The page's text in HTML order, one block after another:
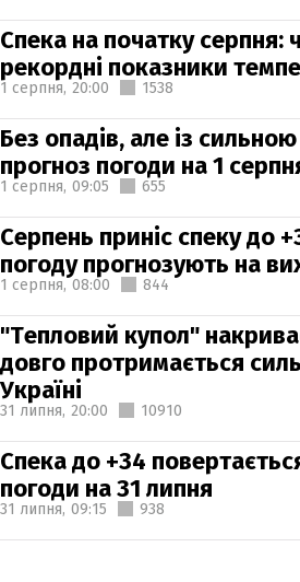
Спека на початку серпня:
рекордні показники
1 серпня, 20:00 1538
Без опадів, але із
прогноз погоди на 1
1 серпня, 09:05 655
Серпень приніс спеку до
погоду прогнозують на
1 серпня, 08:00 844
"Тепловий купол"
довго протримається
Україні
31 липня, 20:00 10910
Спека до +34
погоди на 31 липня
31 липня, 09:15 938